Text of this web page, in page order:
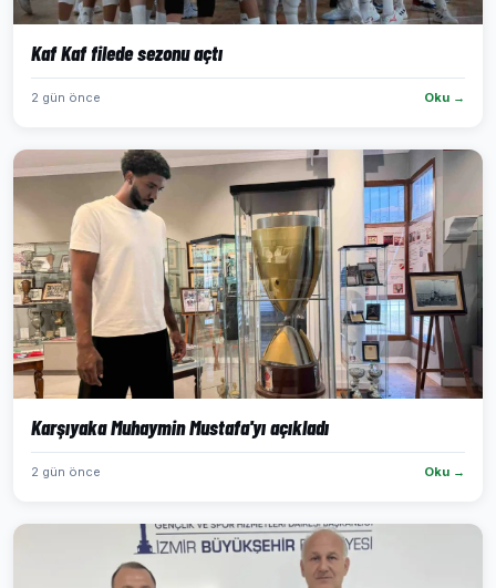
Kaf Kaf filede sezonu açtı
2 gün önce Oku →
Karşıyaka Muhaymin Mustafa'yı açıkladı
2 gün önce Oku →